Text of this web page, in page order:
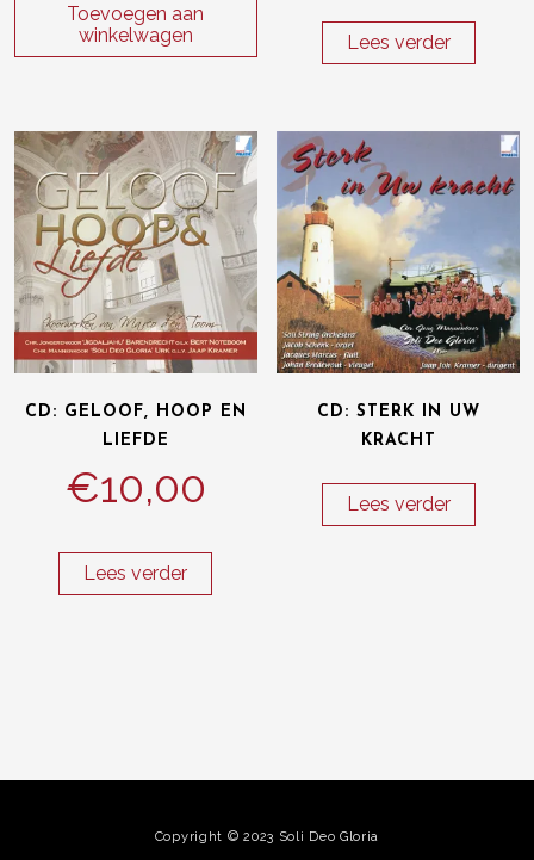
Toevoegen aan
winkelwagen
Lees verder
CD: GELOOF, HOOP EN
LIEFDE
€10,00
Lees verder
CD: STERK IN UW
KRACHT
Lees verder
Copyright © 2023 Soli Deo Gloria